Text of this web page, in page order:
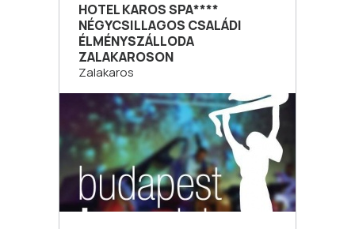
HOTEL KAROS SPA****
NÉGYCSILLAGOS CSALÁDI
ÉLMÉNYSZÁLLODA
ZALAKAROSON
Zalakaros